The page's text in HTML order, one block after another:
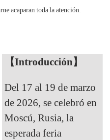
acaparan toda la atención.
【Introducción】
Del 17 al 19 de marzo
de 2026, se celebró en
Moscú, Rusia, la
esperada feria